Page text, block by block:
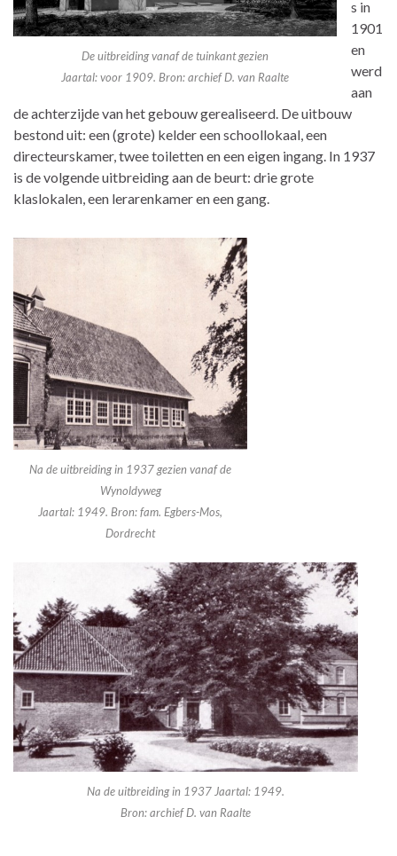
De uitbreiding vanaf de tuinkant gezien
Jaartal: voor 1909. Bron: archief D. van Raalte
s in
1901
en
werd
aan
de achterzijde van het gebouw gerealiseerd. De uitbouw
bestond uit: een (grote) kelder een schoollokaal, een
directeurskamer, twee toiletten en een eigen ingang. In 1937
is de volgende uitbreiding aan de beurt: drie grote
klaslokalen, een lerarenkamer en een gang.
Na de uitbreiding in 1937 gezien vanaf de
Wynoldyweg
Jaartal: 1949. Bron: fam. Egbers-Mos,
Dordrecht
Na de uitbreiding in 1937 Jaartal: 1949.
Bron: archief D. van Raalte